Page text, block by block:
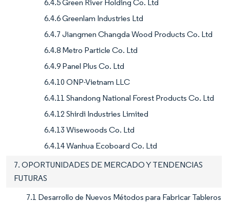
6.4.5 Green River Holding Co. Ltd
6.4.6 Greenlam Industries Ltd
6.4.7 Jiangmen Changda Wood Products Co. Ltd
6.4.8 Metro Particle Co. Ltd
6.4.9 Panel Plus Co. Ltd
6.4.10 ONP-Vietnam LLC
6.4.11 Shandong National Forest Products Co. Ltd
6.4.12 Shirdi Industries Limited
6.4.13 Wisewoods Co. Ltd
6.4.14 Wanhua Ecoboard Co. Ltd
7. OPORTUNIDADES DE MERCADO Y TENDENCIAS
FUTURAS
7.1 Desarrollo de Nuevos Métodos para Fabricar Tableros